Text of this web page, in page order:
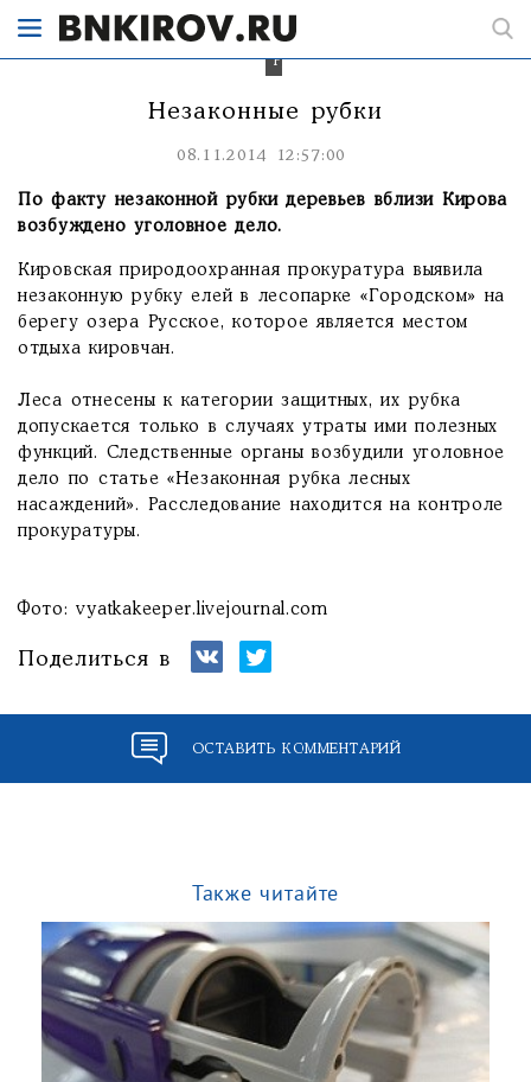
Озеро
Русское
Незаконные рубки
08.11.2014 12:57:00
По факту незаконной рубки деревьев вблизи Кирова
возбуждено уголовное дело.
Кировская природоохранная прокуратура выявила
незаконную рубку елей в лесопарке «Городском» на
берегу озера Русское, которое является местом
отдыха кировчан.
Леса отнесены к категории защитных, их рубка
допускается только в случаях утраты ими полезных
функций. Следственные органы возбудили уголовное
дело по статье «Незаконная рубка лесных
насаждений». Расследование находится на контроле
прокуратуры.
Фото: vyatkakeeper.livejournal.com
Поделиться в
ОСТАВИТЬ КОММЕНТАРИЙ
Также читайте